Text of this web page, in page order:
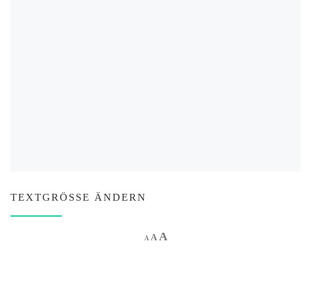
TEXTGRÖSSE ÄNDERN
A Decrease font size.
AReset font size.
AIncrease font size.